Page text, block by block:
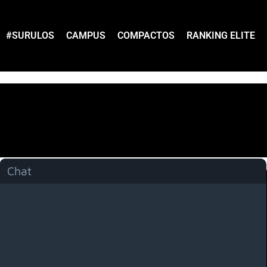
#SURULOS CAMPUS COMPACTOS RANKING ELITE
Chat